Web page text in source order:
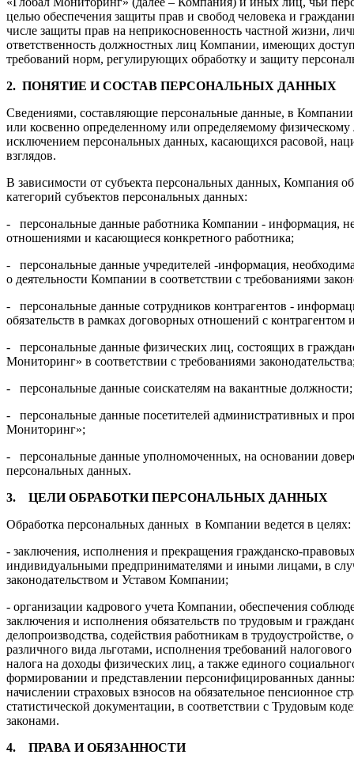
целью обеспечения защиты прав и свобод человека и
числе защиты прав на неприкосновенность частной жизни,
ответственность должностных лиц Компании, имеющих
требований норм, регулирующих обработку и защиту
2. ПОНЯТИЕ И СОСТАВ ПЕРСОНАЛЬНЫХ ДАННЫХ
Сведениями, составляющие персональные данные, в
или косвенно определенному или определяемому
исключением персональных данных, касающихся расовой,
взглядов.
В зависимости от субъекта персональных данных, Компания
категорий субъектов персональных данных:
- персональные данные работника Компании - информация,
отношениями и касающиеся конкретного работника;
- персональные данные учредителей -информация,
о деятельности Компании в соответствии с требованиями
- персональные данные сотрудников контрагентов -
обязательств в рамках договорных отношений с контрагентом
- персональные данные физических лиц, состоящих в
Мониторинг» в соответствии с требованиями
- персональные данные соискателям на вакантные должности;
- персональные данные посетителей административных и
Мониторинг»;
- персональные данные уполномоченных, на основании
персональных данных.
3. ЦЕЛИ ОБРАБОТКИ ПЕРСОНАЛЬНЫХ ДАННЫХ
Обработка персональных данных в Компании ведется в целях:
- заключения, исполнения и прекращения гражданско-
индивидуальными предпринимателями и иными лицами, в
законодательством и Уставом Компании;
- организации кадрового учета Компании, обеспечения
заключения и исполнения обязательств по трудовым и
делопроизводства, содействия работникам в
различного вида льготами, исполнения требований
налога на доходы физических лиц, а также единого
формировании и представлении персонифицированных
начислении страховых взносов на обязательное пенсионное
статистической документации, в соответствии с Трудовым
законами.
4. ПРАВА И ОБЯЗАННОСТИ